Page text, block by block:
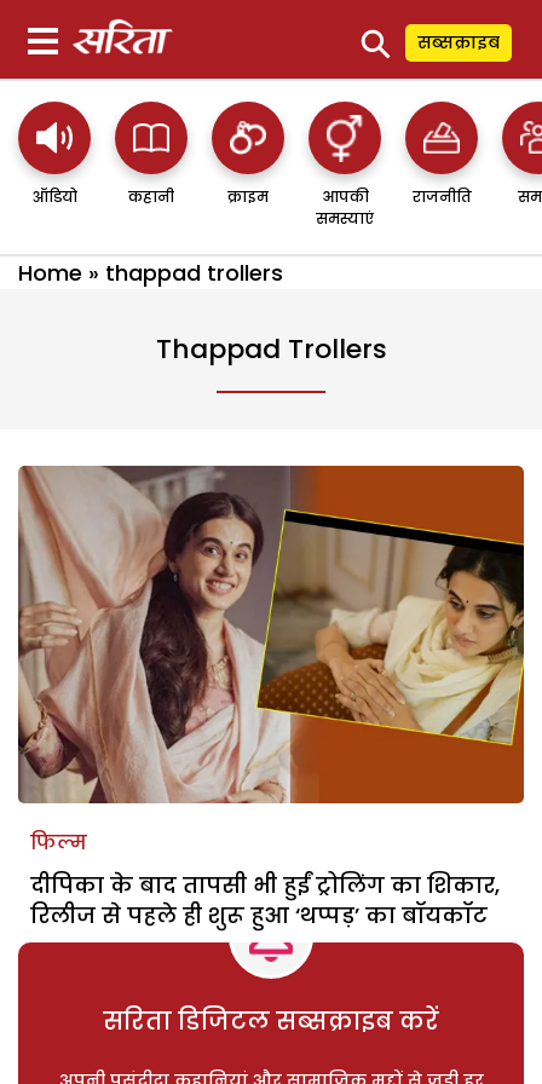
⚲ सब्सक्राइब
ऑडियो कहानी क्राइम
आपकी
समस्याएं
राजनीति
Home » thappad trollers
Thappad Trollers
फिल्म
दीपिका के बाद तापसी भी हुईं ट्रोलिंग का शिकार,
रिलीज से पहले ही शुरू हुआ ‘थप्पड़’ का बॉयकॉट
सरिता डिजिटल सब्सक्राइब करें